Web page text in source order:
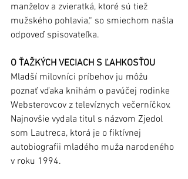
manželov a zvieratká, ktoré sú tiež
mužského pohlavia,“ so smiechom našla
odpoveď spisovateľka.
O ŤAŽKÝCH VECIACH S ĽAHKOSŤOU
Mladší milovníci príbehov ju môžu
poznať vďaka knihám o pavúčej rodinke
Websterovcov z televíznych večerníčkov.
Najnovšie vydala titul s názvom Zjedol
som Lautreca, ktorá je o fiktívnej
autobiografii mladého muža narodeného
v roku 1994.